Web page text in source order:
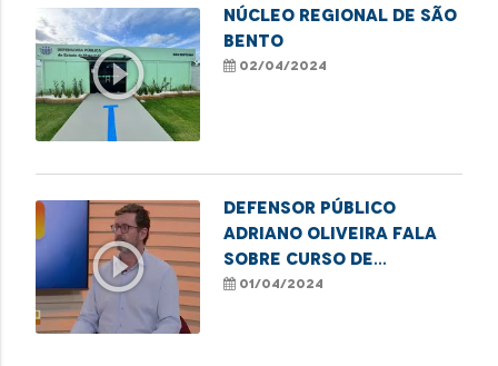
play_circle_outline
Núcleo Regional de SÃO
BENTO
02/04/2024
play_circle_outline
Defensor público
Adriano Oliveira fala
sobre curso de
formação de
01/04/2024